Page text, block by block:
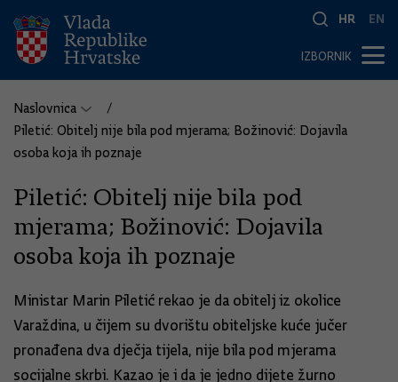
HR EN
IZBORNIK
Naslovnica
Piletić: Obitelj nije bila pod mjerama; Božinović: Dojavila
osoba koja ih poznaje
Piletić: Obitelj nije bila pod
mjerama; Božinović: Dojavila
osoba koja ih poznaje
Ministar Marin Piletić rekao je da obitelj iz okolice
Varaždina, u čijem su dvorištu obiteljske kuće jučer
pronađena dva dječja tijela, nije bila pod mjerama
socijalne skrbi. Kazao je i da je jedno dijete žurno